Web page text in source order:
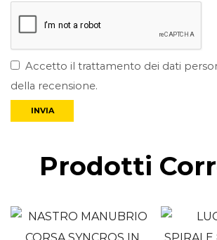
Accetto il trattamento dei dati
della recensione.
Prodotti